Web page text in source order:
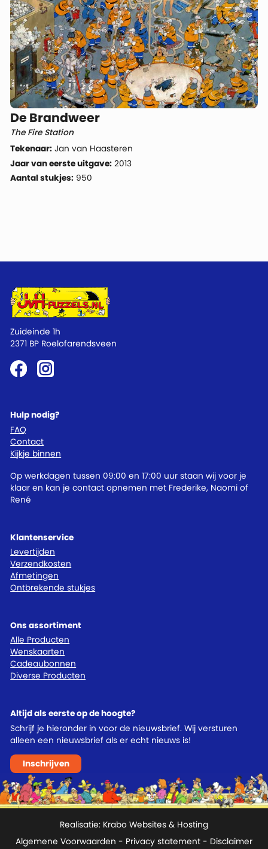
De Brandweer
The Fire Station
Tekenaar: Jan van Haasteren
Jaar van eerste uitgave: 2013
Aantal stukjes: 950
Klantenservice
Levertijden
Verzendkosten
Afmetingen
Ontbrekende stukjes
Ons assortiment
Alle Producten
Wenskaarten
Cadeaubonnen
Diverse Producten
Hulp nodig?
FAQ
Contact
Kijkje binnen
Op werkdagen tussen 09:00 en 17:00 uur staan wij voor je
klaar en kan je contact opnemen met Frederike, Naomi of
René
Zuideinde 1h
2371 BP Roelofarendsveen
Altijd als eerste op de hoogte?
Schrijf je hieronder in voor de nieuwsbrief. Wij versturen
alleen een nieuwsbrief als er echt nieuws is!
Inschrijven
Realisatie: Krabo Websites & Hosting
Algemene Voorwaarden - Privacy statement - Disclaimer